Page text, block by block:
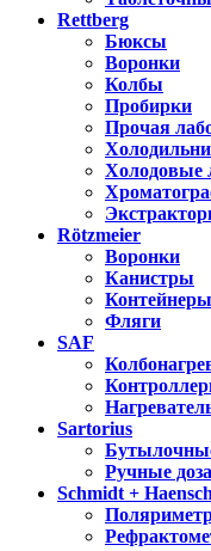
Rettberg
Бюксы
Воронки
Колбы
Пробирки
Прочая
Холодовые
Rötzmeier
Воронки
Канистры
Контейнеры
Фляги
SAF
Sartorius
Ручные
Schmidt + Haensch